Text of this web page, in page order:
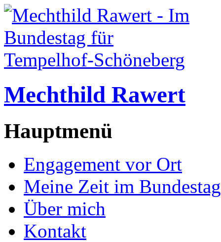
Mechthild Rawert
Hauptmenü
Engagement vor Ort
Meine Zeit im Bundestag
Über mich
Kontakt